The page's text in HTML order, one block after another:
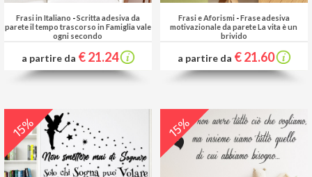
Frasi in Italiano -Scritta adesiva da
parete il tempo trascorso in Famiglia vale
ogni secondo
a partire da € 21.24
Frasi e Aforismi -Frase adesiva
motivazionale da parete La vita è un
brivido
a partire da € 21.60
15% 15%